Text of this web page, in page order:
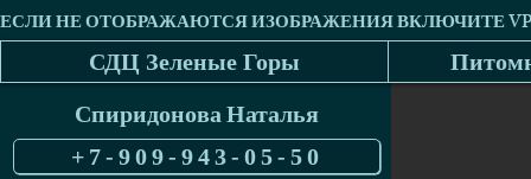
СДЦ Зеленые Горы
Спиридонова Наталья
+7-909-943-05-50